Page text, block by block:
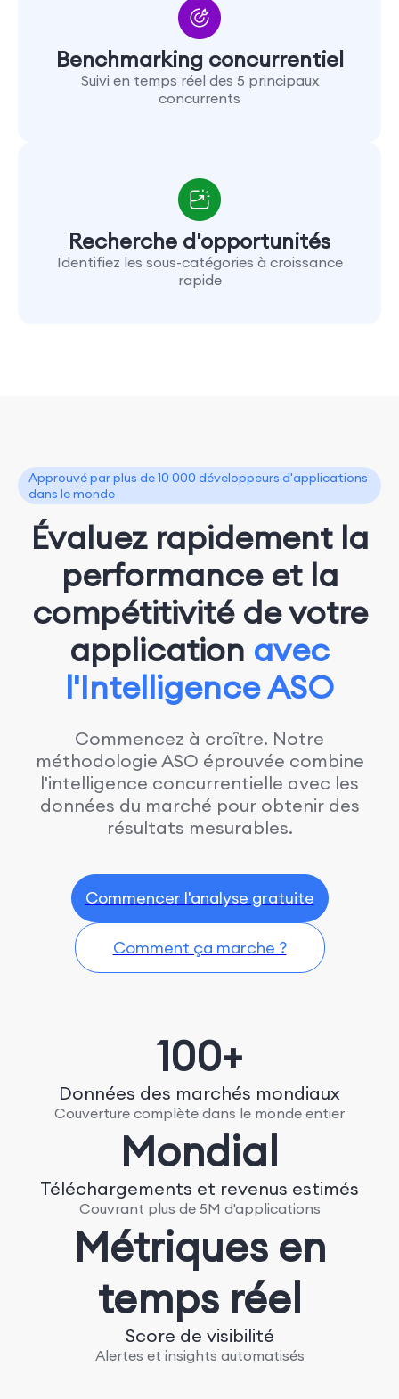
Benchmarking concurrentiel
Suivi en temps réel des 5 principaux
concurrents
Recherche d'opportunités
Identifiez les sous-catégories à croissance
rapide
Approuvé par plus de 10 000 développeurs d'applications
dans le monde
Évaluez rapidement la
performance et la
compétitivité de votre
application avec
l'Intelligence ASO
Commencez à croître. Notre
méthodologie ASO éprouvée combine
l'intelligence concurrentielle avec les
données du marché pour obtenir des
résultats mesurables.
Commencer l'analyse gratuite
Comment ça marche ?
100+
Données des marchés mondiaux
Couverture complète dans le monde entier
Mondial
Téléchargements et revenus estimés
Couvrant plus de 5M d'applications
Métriques en
temps réel
Score de visibilité
Alertes et insights automatisés